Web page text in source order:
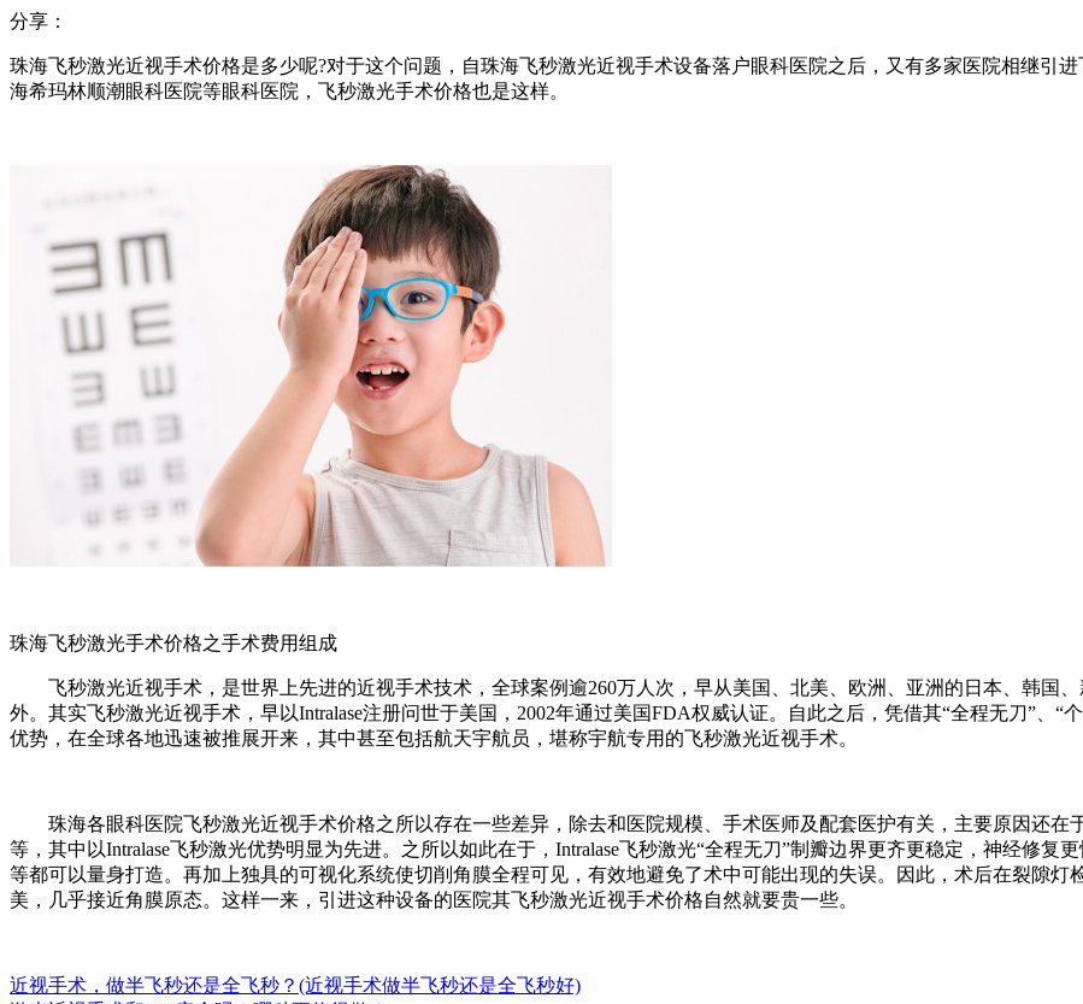
分享：
珠海飞秒激光近视手术价格是多少呢?对于这个问题，自珠海飞秒激光近视手术设备落户眼科医院之后，又有多家医院相继引
海希玛林顺潮眼科医院等眼科医院，飞秒激光手术价格也是这样。
珠海飞秒激光手术价格之手术费用组成
飞秒激光近视手术，是世界上先进的近视手术技术，全球案例逾260万人次，早从美国、北美、欧洲、亚洲的日本、韩国
外。其实飞秒激光近视手术，早以Intralase注册问世于美国，2002年通过美国FDA权威认证。自此之后，凭借其“全程无刀”、“
优势，在全球各地迅速被推展开来，其中甚至包括航天宇航员，堪称宇航专用的飞秒激光近视手术。
珠海各眼科医院飞秒激光近视手术价格之所以存在一些差异，除去和医院规模、手术医师及配套医护有关，主要原因还在
等，其中以Intralase飞秒激光优势明显为先进。之所以如此在于，Intralase飞秒激光“全程无刀”制瓣边界更齐更稳定，神经修
等都可以量身打造。再加上独具的可视化系统使切削角膜全程可见，有效地避免了术中可能出现的失误。因此，术后在裂隙
美，几乎接近角膜原态。这样一来，引进这种设备的医院其飞秒激光近视手术价格自然就要贵一些。
近视手术，做半飞秒还是全飞秒？(近视手术做半飞秒还是全飞秒好)